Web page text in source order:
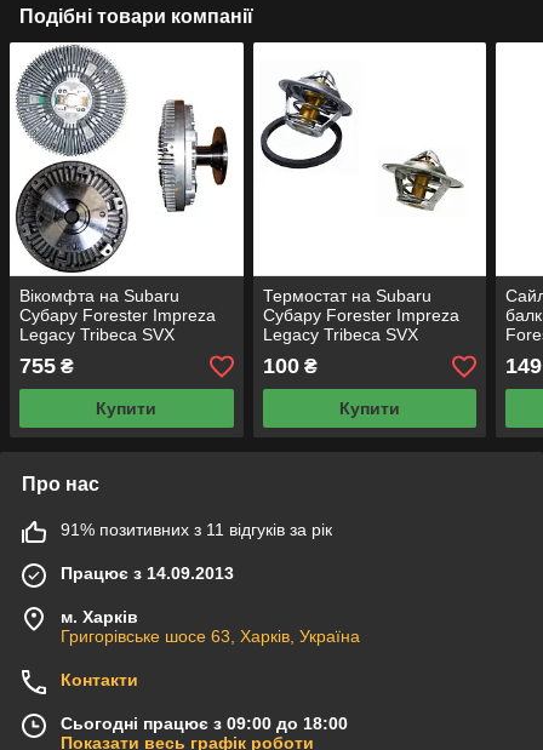
Подібні товари компанії
Вікомфта на Subaru
Субару Forester Impreza
Legacy Tribeca SVX
Outback
755 ₴
Купити
Термостат на Subaru
Субару Forester Impreza
Legacy Tribeca SVX
Outback
100₴
Купити
149
Про нас
91% позитивних з 11 відгуків за рік
Працює з 14.09.2013
м. Харків
Григорівське шосе 63, Харків, Україна
Контакти
Сьогодні працює з 09:00 до 18:00
Показати весь графік роботи